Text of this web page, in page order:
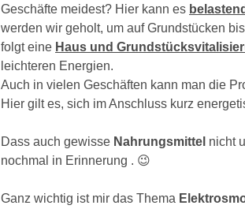
Geschäfte meidest? Hier kann es
werden wir geholt, um auf Grundstücken
folgt eine Haus und
leichteren Energien.
Auch in vielen Geschäften kann man die
Hier gilt es, sich im Anschluss kurz
Dass auch gewisse Nahrungsmittel nicht
nochmal in Erinnerung . 😉
Ganz wichtig ist mir das Thema